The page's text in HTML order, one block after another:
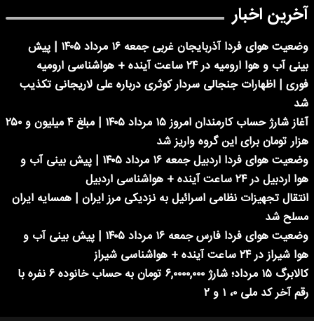
آخرین اخبار
وضعیت هوای فردا آذربایجان غربی جمعه ۱۶ مرداد ۱۴۰۵ | پیش
بینی آب و هوا ارومیه در ۲۴ ساعت آینده + هواشناسی ارومیه
فوری | اظهارات جنجالی سردار کوثری درباره علی لاریجانی تکذیب
شد
آغاز شارژ حساب کارمندان امروز ۱۵ مرداد ۱۴۰۵ | مبلغ ۴ میلیون و ۲۵۰
هزار تومان برای این گروه واریز شد
وضعیت هوای فردا اردبیل جمعه ۱۶ مرداد ۱۴۰۵ | پیش بینی آب و
هوا اردبیل در ۲۴ ساعت آینده + هواشناسی اردبیل
انتقال تجهیزات نظامی اسرائیل به نزدیکی مرز ایران | همسایه ایران
مسلح شد
وضعیت هوای فردا فارس جمعه ۱۶ مرداد ۱۴۰۵ | پیش بینی آب و
هوا شیراز در ۲۴ ساعت آینده + هواشناسی شیراز
کالابرگ ۱۵ مرداد؛ شارژ ۶,۰۰۰۰,۰۰۰ تومان به حساب خانوده ۶ نفره با
رقم آخر کد ملی ۰، ۱ و ۲